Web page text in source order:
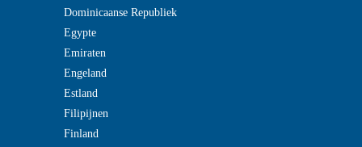
Dominicaanse Republiek
Egypte
Emiraten
Engeland
Estland
Filipijnen
Finland